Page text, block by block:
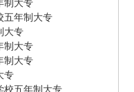
五年制大专
大专
制大专
制大专
专
校五年制大专